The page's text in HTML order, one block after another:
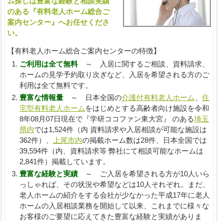
のある『有料老人ホーム総合ご
案内センター』へお任せくださ
い。
【有料老人ホーム総合ご案内センターの特徴】
ご利用は全て無料～ 入居に関するご相談、資料請求、
ホームの見学予約取り次ぎなど、入居を希望される方のご
利用は全て無料です。
豊富な情報量～ 日本全国の介護付有料老人ホーム
住
宅型有料老人ホーム をはじめとする高齢者向け施設を令和
8年08月07日現在で『学研ココファン東大宮』 のある埼玉
県内では1,524件（内 資料請求や入居相談が可能な施設は
362件）、
上尾市内の掲載ホーム数は28件、日本全国では
39,594件（内、資料請求等 弊社にて相談可能なホームは
2,841件）掲載しています。
豊富な経験と実績～ ご入居を希望される方が10人いら
っしゃれば、その状況や希望などは10人それぞれ。まだ、
老人ホームの紹介をする会社が少なかった平成17年に老人
ホームの入居相談業務を開始して以来、これまでに様々な
お客様のご要望に応えてきた豊富な経験と実績がありま